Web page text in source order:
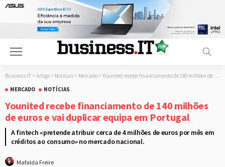
Business-IT > Artigo > Notícias > Mercado > Younited recebe financiamento de 140 milhões de euros e vai duplicar equipa em Portugal
MERCADO
NOTÍCIAS
Younited recebe financiamento de 140 milhões
de euros e vai duplicar equipa em Portugal
A fintech «pretende atribuir cerca de 4 milhões de euros por mês em
créditos ao consumo» no mercado nacional.
Mafalda Freire